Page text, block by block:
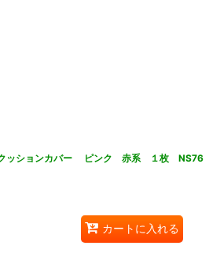
ッションカバー ピンク 赤系 １枚 NS76
カートに入れる